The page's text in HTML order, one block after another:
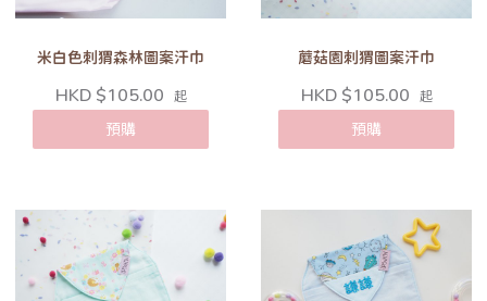
米白色刺猬森林圖案汗巾
HKD $105.00 起
預購
蘑菇園刺猬圖案汗巾
HKD $105.00 起
預購